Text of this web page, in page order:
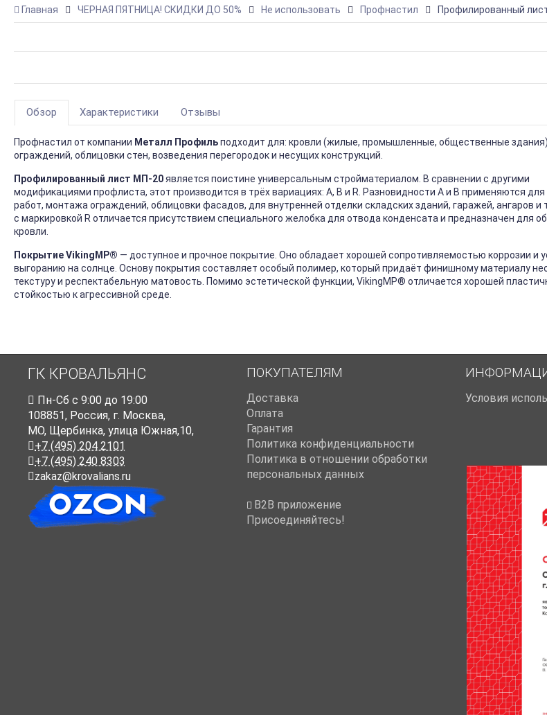
Главная ЧЕРНАЯ ПЯТНИЦА! СКИДКИ ДО 50% Не использовать Профнастил Профилированный
Обзор Характеристики Отзывы
Профнастил от компании Металл Профильподходит для: кровли (жилые, промышленные, общественные
ограждений, облицовки стен, возведения перегородок и несущих конструкций.
Профилированный лист МП-20является поистине универсальным стройматериалом. В сравнении с другими
модификациями профлиста, этот производится в трёх вариациях: А, В и R. Разновидности А и В применяются
работ, монтажа ограждений, облицовки фасадов, для внутренней отделки складских зданий, гаражей, ангаров и
с маркировкой R отличается присутствием специального желобка для отвода конденсата и предназначен для
кровли.
Покрытие VikingMP® — доступное и прочное покрытие. Оно обладает хорошей сопротивляемостью коррозии и
выгоранию на солнце. Основу покрытия составляет особый полимер, который придаёт финишному материалу
текстуру и респектабельную матовость. Помимо эстетической функции, VikingMP® отличается хорошей
стойкостью к агрессивной среде.
ГК КРОВАЛЬЯНС
Пн-Cб с 9:00 до 19:00
108851, Россия, г. Москва,
МО, Щербинка, улица Южная,10,
+7 (495) 204 2101
+7 (495) 240 8303
zakaz@krovalians.ru
ПОКУПАТЕЛЯМ
Доставка
Оплата
Гарантия
Политика конфиденциальности
Политика в отношении обработки
персональных данных
B2B приложение
Присоединяйтесь!
Условия